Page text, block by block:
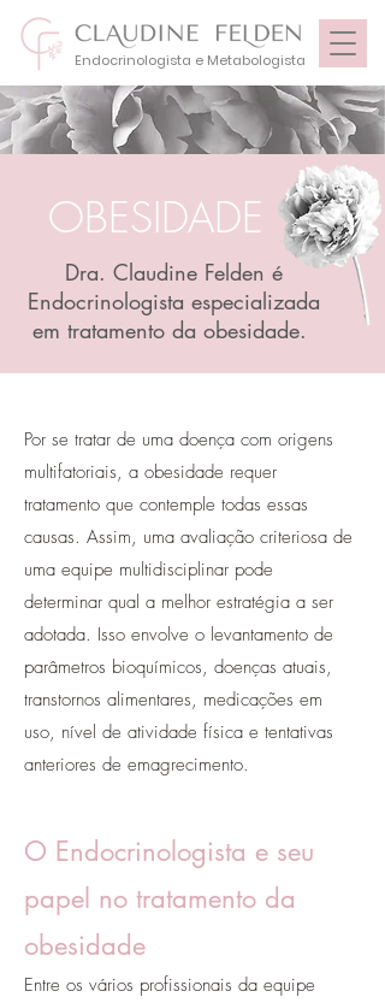
Endocrinologista e Metabologista
OBESIDADE
Dra. Claudine Felden é
Endocrinologista especializada
em tratamento da obesidade.
Por se tratar de uma doença com origens
multifatoriais, a obesidade requer
tratamento que contemple todas essas
causas. Assim, uma avaliação criteriosa de
uma equipe multidisciplinar pode
determinar qual a melhor estratégia a ser
adotada. Isso envolve o levantamento de
parâmetros bioquímicos, doenças atuais,
transtornos alimentares, medicações em
uso, nível de atividade física e tentativas
anteriores de emagrecimento.
O Endocrinologista e seu
papel no tratamento da
obesidade
Entre os vários profissionais da equipe